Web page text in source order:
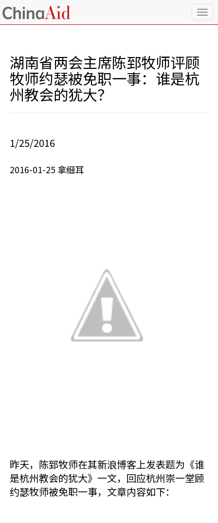
T
o
湖南省两会主席陈郅牧师评顾
牧师约瑟被免职一事：谁是杭
州教会的犹大？
1/25/2016
2016-01-25 拿细耳
昨天，陈郅牧师在其新浪博客上发表题为《谁
是杭州教会的犹大》一文，回应杭州崇一堂顾
约瑟牧师被免职一事，文章内容如下：